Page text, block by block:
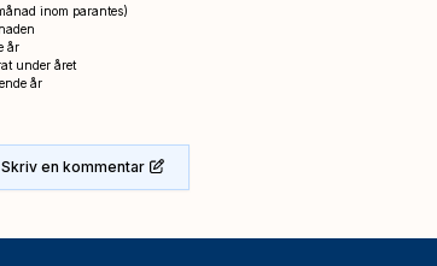
inom parantes)
år
under året
år
Skriv en kommentar